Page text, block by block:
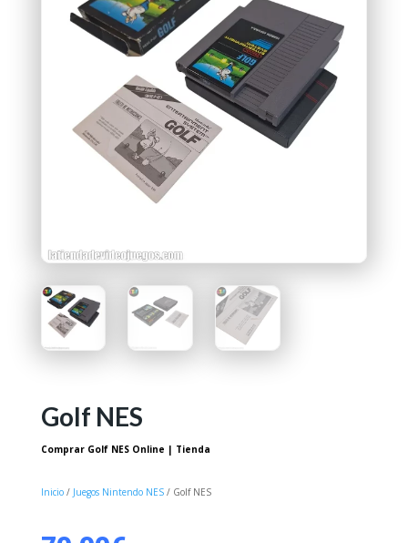
Golf NES
Comprar Golf NES Online | Tienda
Inicio/ Juegos Nintendo NES/ Golf NES